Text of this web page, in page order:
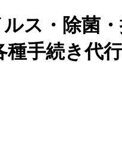
ス・除菌
手続き代